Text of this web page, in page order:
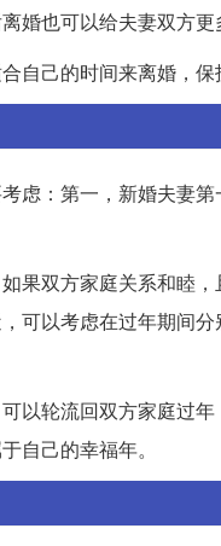
也可以给夫妻双方更
自己的时间来离婚，保
虑：第一，新婚夫妻
果双方家庭关系和睦
可以考虑在过年期间
以轮流回双方家庭过
自己的幸福年。